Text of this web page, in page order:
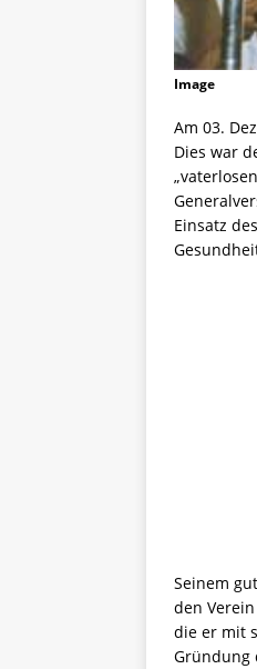
Image
Am 03.
Dies war
Einsatz
Seinem
den
die er mit
Gründung